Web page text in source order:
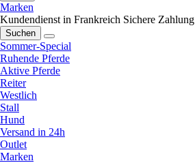
Marken
Kundendienst in Frankreich Sichere Zahlung
Suchen
Sommer-Special
Ruhende Pferde
Aktive Pferde
Reiter
Westlich
Stall
Hund
Versand in 24h
Outlet
Marken